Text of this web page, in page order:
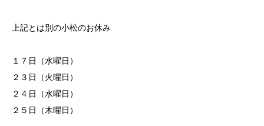
上記とは別の小松のお休み
１７日（水曜日）
２３日（火曜日）
２４日（水曜日）
２５日（木曜日）